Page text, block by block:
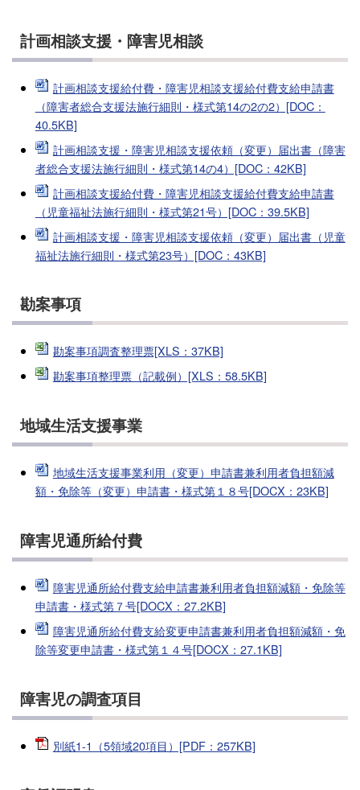
計画相談支援・障害児相談
計画相談支援給付費・障害児相談支援給付費支給申請書
（障害者総合支援法施行細則・様式第14の2の2）[DOC：
40.5KB]
計画相談支援・障害児相談支援依頼（変更）届出書（障害
者総合支援法施行細則・様式第14の4）[DOC：42KB]
計画相談支援給付費・障害児相談支援給付費支給申請書
（児童福祉法施行細則・様式第21号）[DOC：39.5KB]
計画相談支援・障害児相談支援依頼（変更）届出書（児童
福祉法施行細則・様式第23号）[DOC：43KB]
勘案事項
勘案事項調査整理票[XLS：37KB]
勘案事項整理票（記載例）[XLS：58.5KB]
地域生活支援事業
地域生活支援事業利用（変更）申請書兼利用者負担額減
額・免除等（変更）申請書・様式第１８号[DOCX：23KB]
障害児通所給付費
障害児通所給付費支給申請書兼利用者負担額減額・免除等
申請書・様式第７号[DOCX：27.2KB]
障害児通所給付費支給変更申請書兼利用者負担額減額・免
除等変更申請書・様式第１４号[DOCX：27.1KB]
障害児の調査項目
別紙1-1（5領域20項目）[PDF：257KB]